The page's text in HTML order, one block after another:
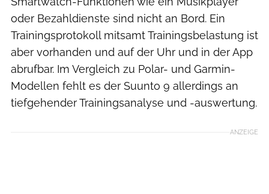
oder Bezahldienste sind nicht an Bord. Ein
Trainingsprotokoll mitsamt Trainingsbelastung ist
aber vorhanden und auf der Uhr und in der App
abrufbar. Im Vergleich zu Polar- und Garmin-
Modellen fehlt es der Suunto 9 allerdings an
tiefgehender Trainingsanalyse und -auswertung.
ANZEIGE